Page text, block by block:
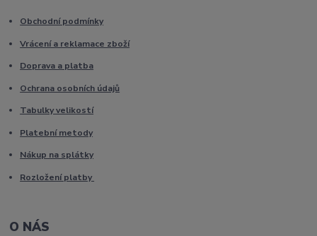
Obchodní podmínky
Vrácení a reklamace zboží
Doprava a platba
Ochrana osobních údajů
Tabulky velikostí
Platební metody
Nákup na splátky
Rozložení platby
O NÁS